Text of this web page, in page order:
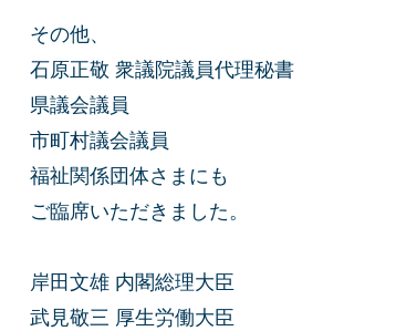
その他、
石原正敬 衆議院議員代理秘書
県議会議員
市町村議会議員
福祉関係団体さまにも
ご臨席いただきました。
岸田文雄 内閣総理大臣
武見敬三 厚生労働大臣